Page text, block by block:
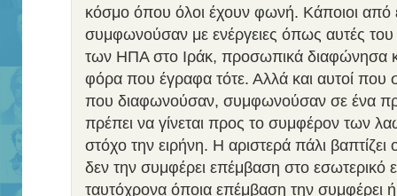
κόσμο όπου όλοι έχουν φωνή. Κάποιοι από
συμφωνούσαν με ενέργειες όπως αυτές
των ΗΠΑ στο Ιράκ, προσωπικά διαφώνησα
φόρα που έγραφα τότε. Αλλά και αυτοί που
που διαφωνούσαν, συμφωνούσαν σε ένα
πρέπει να γίνεται προς το συμφέρον των
στόχο την ειρήνη. Η αριστερά πάλι
δεν την συμφέρει επέμβαση στο εσωτερικό
ταυτόχρονα όποια επέμβαση την συμφέρει